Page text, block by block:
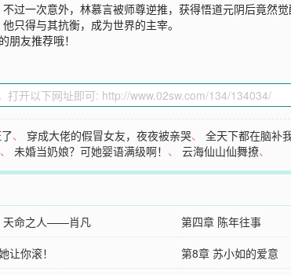
过一次意外，林慕言被师尊逆推，获得悟道元阴后竟然
只得与其抗衡，成为世界的主宰。
友推荐哦！
、 穿成大佬的假冒女友，夜夜被亲哭、全天下都在脑补
、未婚当奶娘？可她婴语满级啊！ 、云海仙山仙舞撩、
天命之人——肖凡
第四章 陈年往事
让你滚！
第8章 苏小如的爱意